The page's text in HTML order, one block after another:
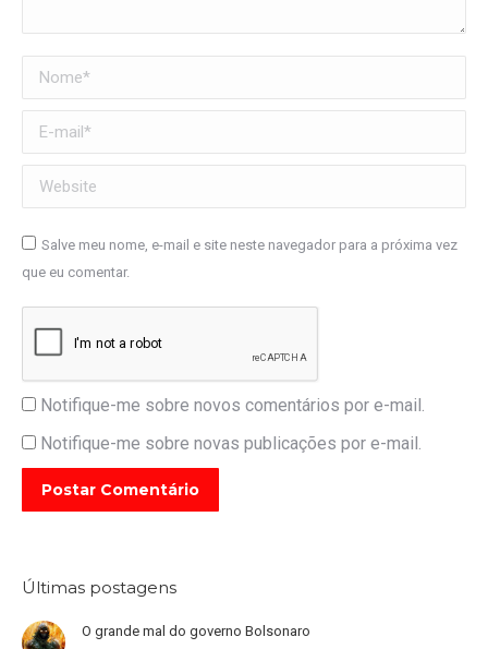
Nome *
E-mail *
Website
Salve meu nome, e-mail e site neste navegador para a próxima vez
que eu comentar.
Notifique-me sobre novos comentários por e-mail.
Notifique-me sobre novas publicações por e-mail.
Postar Comentário
Últimas postagens
O grande mal do governo Bolsonaro